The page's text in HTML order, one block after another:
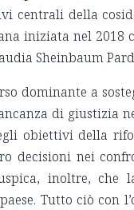
centrali della
iniziata nel 2018
Sheinbaum
dominante a
di giustizia
obiettivi della
decisioni nei
inoltre, che
Tutto ciò con